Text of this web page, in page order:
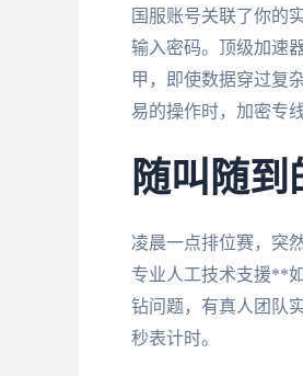
国服账号关联了你的
输入密码。顶级加速
甲，即使数据穿过复
易的操作时，加密专
随叫随
凌晨一点排位赛，突
专业人工技术支援**
钻问题，有真人团队
秒表计时。